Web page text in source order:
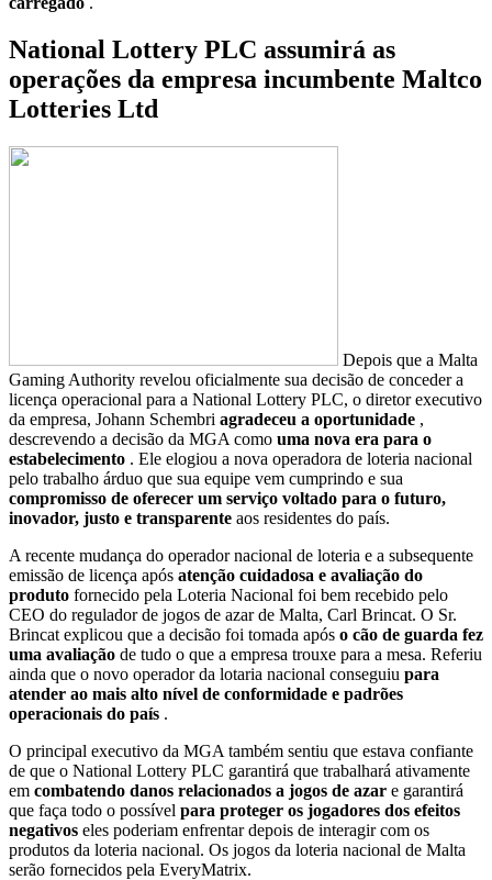
National Lottery PLC assumirá as
operações da empresa incumbente Maltco
Lotteries Ltd
Depois que a Malta
Gaming Authority revelou oficialmente sua decisão de conceder a
licença operacional para a National Lottery PLC, o diretor executivo
da empresa, Johann Schembri agradeceu a oportunidade ,
descrevendo a decisão da MGA como uma nova era para o
estabelecimento . Ele elogiou a nova operadora de loteria nacional
pelo trabalho árduo que sua equipe vem cumprindo e sua
compromisso de oferecer um serviço voltado para o futuro,
inovador, justo e transparente aos residentes do país.
A recente mudança do operador nacional de loteria e a subsequente
emissão de licença após atenção cuidadosa e avaliação do
produto fornecido pela Loteria Nacional foi bem recebido pelo
CEO do regulador de jogos de azar de Malta, Carl Brincat. O Sr.
Brincat explicou que a decisão foi tomada após o cão de guarda fez
uma avaliação de tudo o que a empresa trouxe para a mesa. Referiu
ainda que o novo operador da lotaria nacional conseguiu para
atender ao mais alto nível de conformidade e padrões
operacionais do país .
O principal executivo da MGA também sentiu que estava confiante
de que o National Lottery PLC garantirá que trabalhará ativamente
em combatendo danos relacionados a jogos de azar e garantirá
que faça todo o possível para proteger os jogadores dos efeitos
negativos eles poderiam enfrentar depois de interagir com os
produtos da loteria nacional. Os jogos da loteria nacional de Malta
serão fornecidos pela EveryMatrix.